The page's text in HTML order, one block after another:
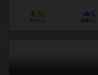
31
興味あり
5
経験あり